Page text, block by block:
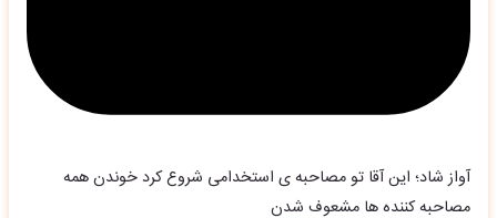
آواز شاد؛ این آقا تو مصاحبه ی استخدامی شروع کرد خوندن همه
مصاحبه کننده ها مشعوف شدن